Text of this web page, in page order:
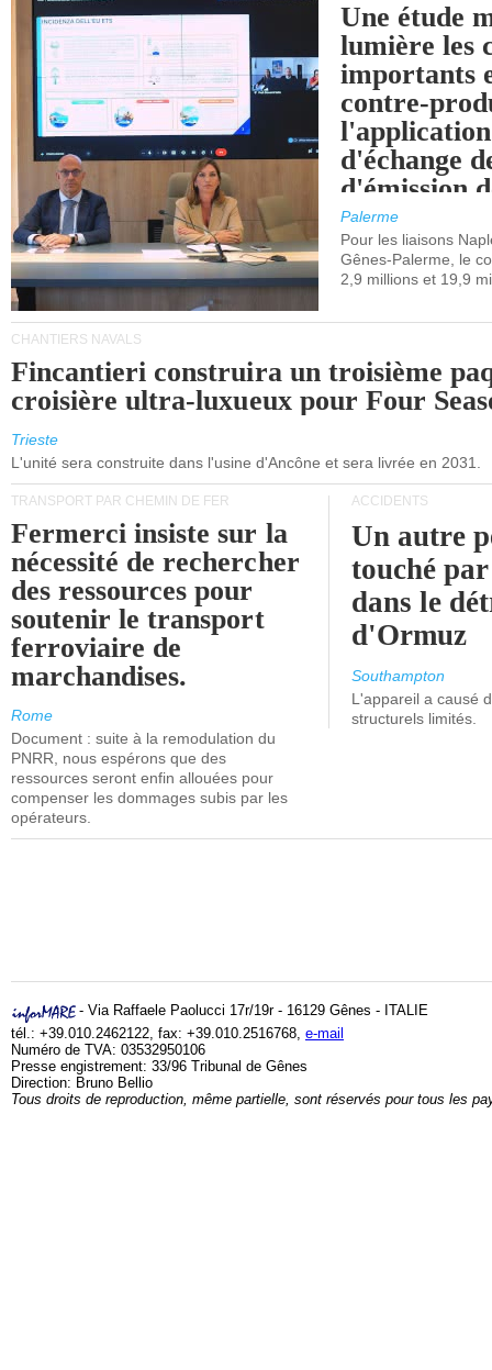
Une étude
lumière les
importants
contre-
d'échange
d'émission
(SEQE-UE)
maritimes
occidentale.
Palerme
Pour les liaisons
Gênes-Palerme, le
2,9 millions et 19,9
CHANTIERS NAVALS
Fincantieri construira un troisième
croisière ultra-luxueux pour Four
Trieste
L'unité sera construite dans l'usine d'Ancône et sera livrée en 2031.
TRANSPORT PAR CHEMIN DE FER
Fermerci insiste sur la
nécessité de rechercher
des ressources pour
soutenir le transport
ferroviaire de
marchandises.
Rome
Document : suite à la remodulation du
PNRR, nous espérons que des
ressources seront enfin allouées pour
compenser les dommages subis par les
opérateurs.
ACCIDENTS
Un autre
touché
dans le
d'Ormuz
Southampton
L'appareil a causé
structurels limités.
- Via Raffaele Paolucci 17r/19r - 16129 Gênes - ITALIE
tél.: +39.010.2462122, fax: +39.010.2516768, e-mail
Numéro de TVA: 03532950106
Presse engistrement: 33/96 Tribunal de Gênes
Direction: Bruno Bellio
Tous droits de reproduction, même partielle, sont réservés pour tous les